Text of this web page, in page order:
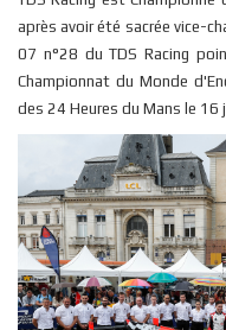
après avoir été sacrée vice-
07 n°28 du TDS Racing
Championnat du Monde
des 24 Heures du Mans le 16